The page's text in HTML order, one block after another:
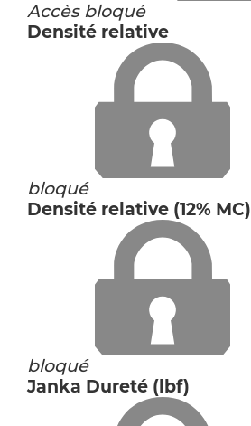
Accès bloqué
Densité relative
bloqué
Densité relative (12% MC)
bloqué
Janka Dureté (lbf)